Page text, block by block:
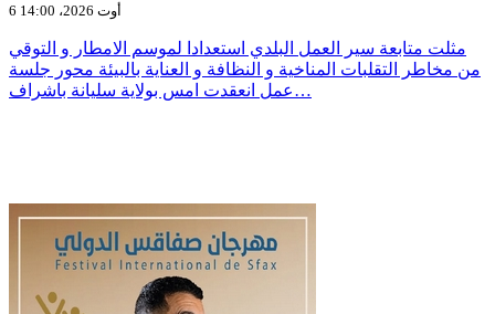
6 أوت 2026، 14:00
مثلت متابعة سير العمل البلدي استعدادا لموسم الامطار و التوقي
من مخاطر التقلبات المناخية و النظافة و العناية بالبيئة محور جلسة
عمل انعقدت امس بولاية سليانة باشراف…